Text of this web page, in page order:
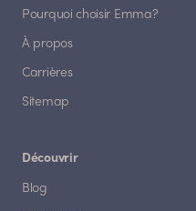
Pourquoi choisir Emma?
À propos
Carrières
Sitemap
Découvrir
Blog